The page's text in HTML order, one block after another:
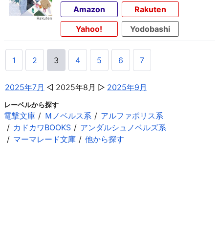
Amazon
Rakuten
Yahoo!
Yodobashi
1 2 3 4 5 6 7
2025年7月 2025年8月 2025年9月
レーベルから探す
電撃文庫 Ｍノベルス系
アルファポリス系
カドカワBOOKS
アンダルシュノベルズ系
マーマレード文庫
他から探す